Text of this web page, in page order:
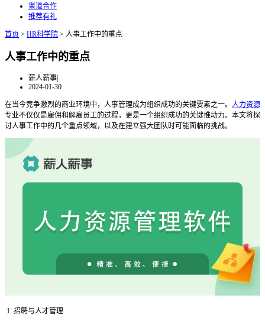
渠道合作
推荐有礼
首页 > HR科学院 > 人事工作中的重点
人事工作中的重点
薪人薪事|
2024-01-30
在当今竞争激烈的商业环境中，人事管理成为组织成功的关键要素之一。 人力资源
专业不仅仅是雇佣和解雇员工的过程，更是一个组织成功的关键推动力。本文将探
讨人事工作中的几个重点领域，以及在建立强大团队时可能面临的挑战。
1. 招聘与人才管理